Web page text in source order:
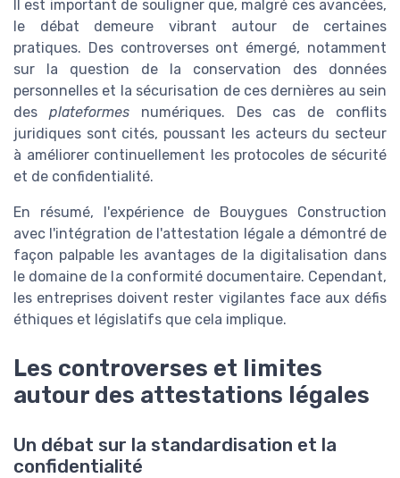
Il est important de souligner que, malgré ces avancées,
le débat demeure vibrant autour de certaines
pratiques. Des controverses ont émergé, notamment
sur la question de la conservation des données
personnelles et la sécurisation de ces dernières au sein
des plateformesnumériques. Des cas de conflits
juridiques sont cités, poussant les acteurs du secteur
à améliorer continuellement les protocoles de sécurité
et de confidentialité.
En résumé, l'expérience de Bouygues Construction
avec l'intégration de l'attestation légale a démontré de
façon palpable les avantages de la digitalisation dans
le domaine de la conformité documentaire. Cependant,
les entreprises doivent rester vigilantes face aux défis
éthiques et législatifs que cela implique.
Les controverses et limites
autour des attestations légales
Un débat sur la standardisation et la
confidentialité